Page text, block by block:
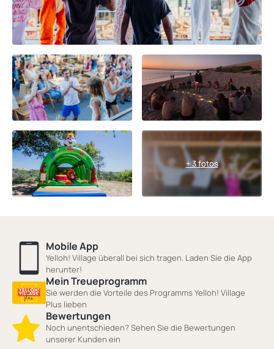
+ 3 fotos
Mobile App
Yelloh! Village überall bei sich tragen. Laden Sie die App
herunter!
Mein Treueprogramm
Sie werden die Vorteile des Programms Yelloh! Village
Plus lieben
Bewertungen
Noch unentschieden? Sehen Sie die Bewertungen
unserer Kunden ein